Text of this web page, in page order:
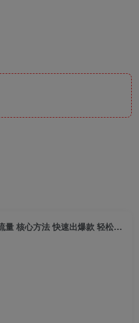
（7784期）0基础学做视频号：揭秘全域 低成本做流量 核心方法 快速出爆款 轻松变现